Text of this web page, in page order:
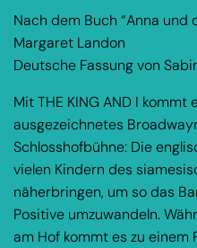
Nach dem Buch “Anna und
Margaret Landon
Deutsche Fassung von
Mit THE KING AND I
ausgezeichnetes
Schlosshofbühne: Die
vielen Kindern des
näherbringen, um so das
Positive umzuwandeln.
am Hof kommt es zu einem